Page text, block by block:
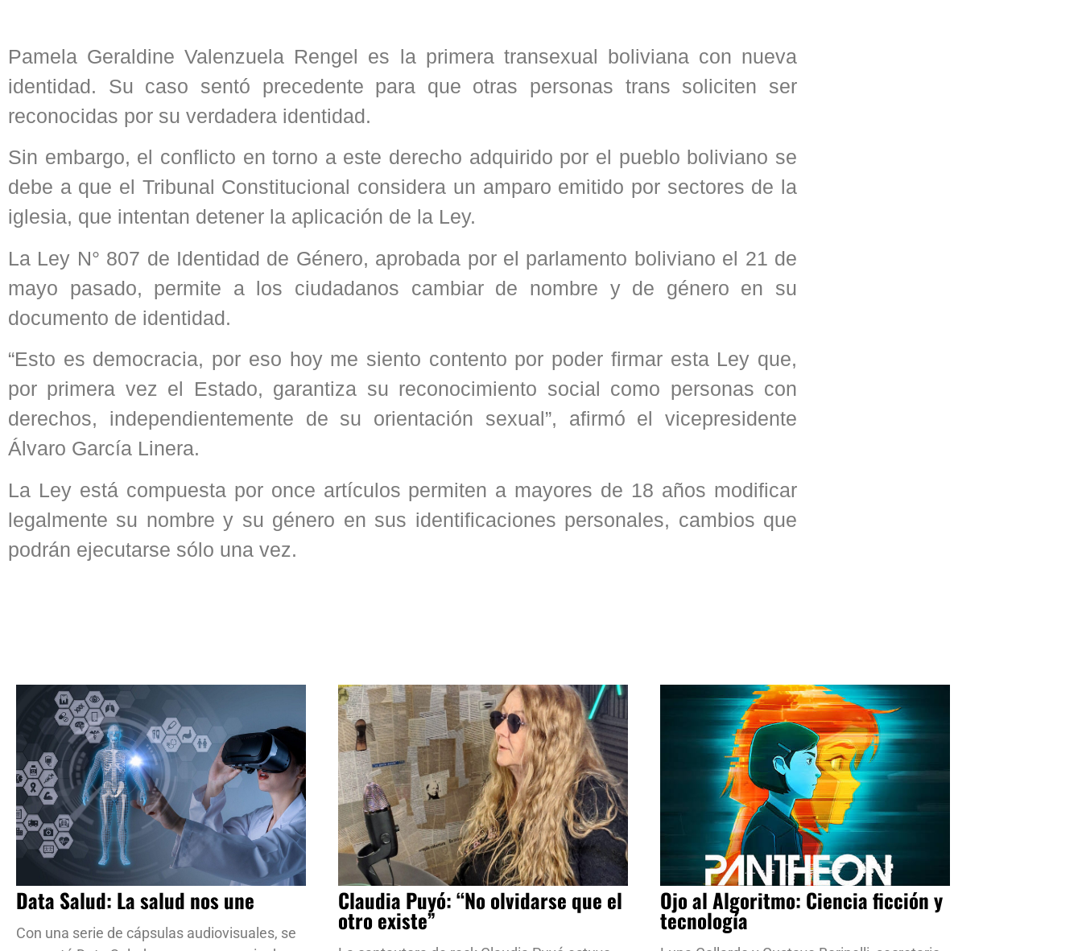
Pamela Geraldine Valenzuela Rengel es la primera transexual boliviana con nueva
identidad. Su caso sentó precedente para que otras personas trans soliciten ser
reconocidas por su verdadera identidad.
Sin embargo, el conflicto en torno a este derecho adquirido por el pueblo boliviano se
debe a que el Tribunal Constitucional considera un amparo emitido por sectores de la
iglesia, que intentan detener la aplicación de la Ley.
La Ley N° 807 de Identidad de Género, aprobada por el parlamento boliviano el 21 de
mayo pasado, permite a los ciudadanos cambiar de nombre y de género en su
documento de identidad.
“Esto es democracia, por eso hoy me siento contento por poder firmar esta Ley que,
por primera vez el Estado, garantiza su reconocimiento social como personas con
derechos, independientemente de su orientación sexual”, afirmó el vicepresidente
Álvaro García Linera.
La Ley está compuesta por once artículos permiten a mayores de 18 años modificar
legalmente su nombre y su género en sus identificaciones personales, cambios que
podrán ejecutarse sólo una vez.
Data Salud: La salud nos une
Con una serie de cápsulas audiovisuales, se
Claudia Puyó: “No olvidarse que el
otro existe”
Ojo al Algoritmo: Ciencia ficción y
tecnología